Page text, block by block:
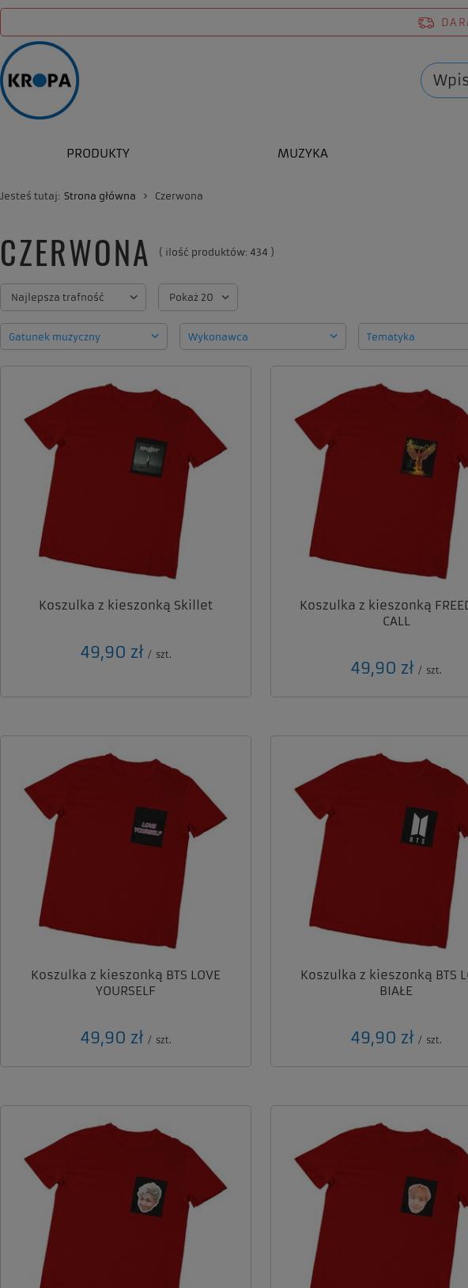
PRODUKTY MUZYKA
Jesteś tutaj: Strona główna Czerwona
CZERWONA ( ilość produktów: 434 )
Zmień sortowanie
Najlepsza trafność Zmień ilość wyświetlanych produktów
Pokaż 20
Gatunek muzyczny Wykonawca Tematyka
Koszulka z kieszonką Skillet
49,90 zł / szt.
Koszulka z kieszonką
CALL
49,90 zł / szt.
Koszulka z kieszonką BTS LOVE
YOURSELF
49,90 zł / szt.
Koszulka z kieszonką BTS
BIAŁE
49,90 zł / szt.